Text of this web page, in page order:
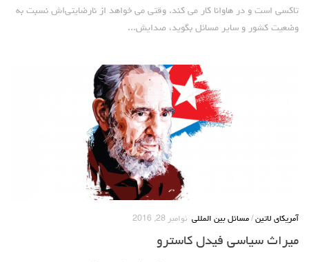
تاکسی است و در هاوانا کار می کند. وقتی می خواهد از نارضایتی‌اش نسبت به
وضعیت کشور و سایر مسائل بگوید، صدایش...
آمریکای لاتین / مسائل بین المللی نوامبر 28, 2016
میراث سیاسی فیدل کاسترو